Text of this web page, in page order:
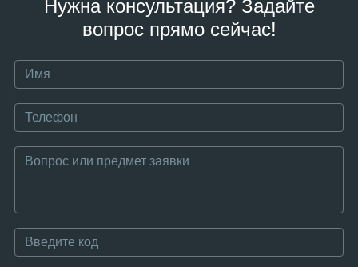
Нужна консультация? Задайте
вопрос прямо сейчас!